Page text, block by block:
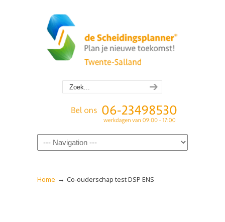
Navigation
Home → Co-ouderschap test DSP ENS